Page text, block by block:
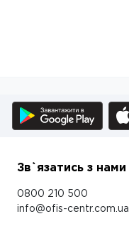
Зв`язатись з нами
0800 210 500
info@ofis-centr.com.ua